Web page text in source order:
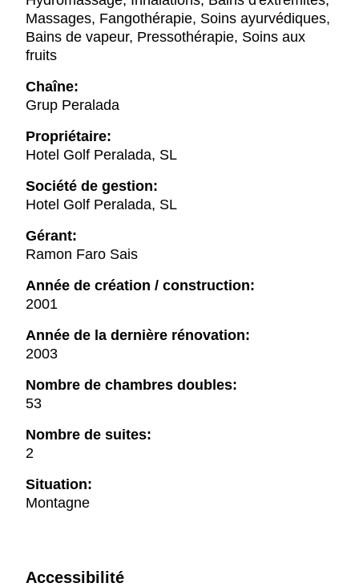
Massages, Fangothérapie, Soins ayurvédiques,
Bains de vapeur, Pressothérapie, Soins aux
fruits
Chaîne:
Grup Peralada
Propriétaire:
Hotel Golf Peralada, SL
Société de gestion:
Hotel Golf Peralada, SL
Gérant:
Ramon Faro Sais
Année de création / construction:
2001
Année de la dernière rénovation:
2003
Nombre de chambres doubles:
53
Nombre de suites:
2
Situation:
Montagne
Accessibilité